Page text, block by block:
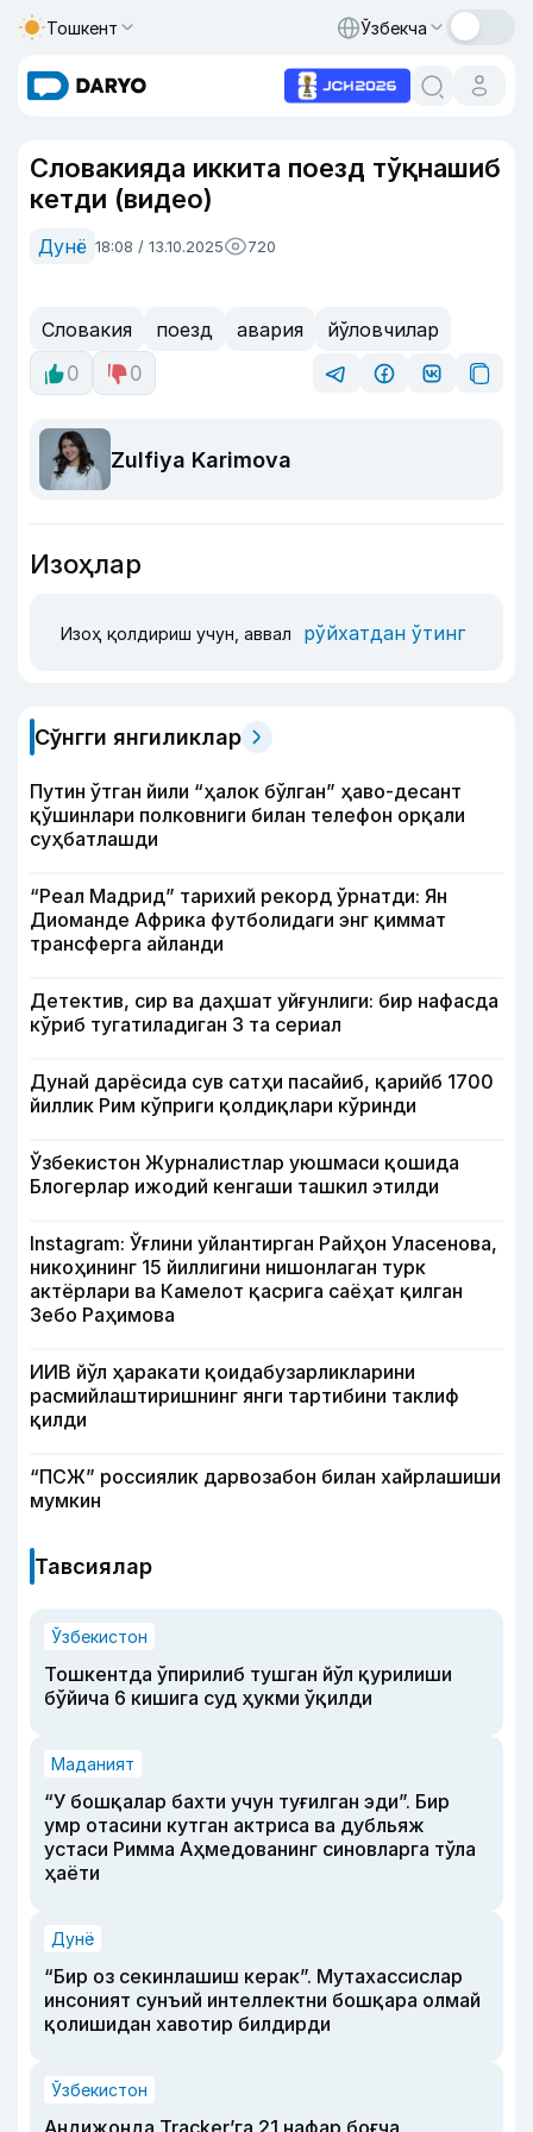
Тошкент Ўзбекча
Словакияда иккита поезд тўқнашиб
кетди (видео)
Дунё 18:08 / 13.10.2025 720
Словакия поезд авария
йўловчилар
0
0
Zulfiya Karimova
Изоҳлар
Изоҳ қолдириш учун, аввал рўйхатдан ўтинг
Сўнгги янгиликлар
Путин ўтган йили “ҳалок бўлган” ҳаво-десант
қўшинлари полковниги билан телефон орқали
суҳбатлашди
“Реал Мадрид” тарихий рекорд ўрнатди: Ян
Диоманде Африка футболидаги энг қиммат
трансферга айланди
Детектив, сир ва даҳшат уйғунлиги: бир нафасда
кўриб тугатиладиган 3 та сериал
Дунай дарёсида сув сатҳи пасайиб, қарийб 1700
йиллик Рим кўприги қолдиқлари кўринди
Ўзбекистон Журналистлар уюшмаси қошида
Блогерлар ижодий кенгаши ташкил этилди
Instagram: Ўғлини уйлантирган Райҳон Уласенова,
никоҳининг 15 йиллигини нишонлаган турк
актёрлари ва Камелот қасрига саёҳат қилган
Зебо Раҳимова
ИИВ йўл ҳаракати қоидабузарликларини
расмийлаштиришнинг янги тартибини таклиф
қилди
“ПСЖ” россиялик дарвозабон билан хайрлашиши
мумкин
Тавсиялар
Ўзбекистон
Тошкентда ўпирилиб тушган йўл қурилиши
бўйича 6 кишига суд ҳукми ўқилди
Маданият
“У бошқалар бахти учун туғилган эди”. Бир
умр отасини кутган актриса ва дубльяж
устаси Римма Аҳмедованинг синовларга тўла
ҳаёти
Дунё
“Бир оз секинлашиш керак”. Мутахассислар
инсоният сунъий интеллектни бошқара олмай
қолишидан хавотир билдирди
Ўзбекистон